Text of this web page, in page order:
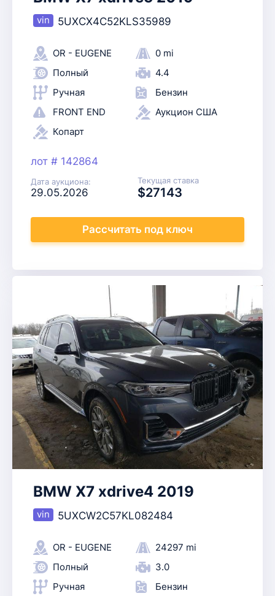
5UXCX4C52KLS35989
OR - EUGENE
0 mi
Полный
4.4
Ручная
Бензин
FRONT END
Аукцион США
Копарт
лот # 142864
Дата аукциона:
29.05.2026
Текущая ставка
$27143
Рассчитать под ключ
BMW X7 xdrive4 2019
5UXCW2C57KL082484
OR - EUGENE
24297 mi
Полный
3.0
Ручная
Бензин